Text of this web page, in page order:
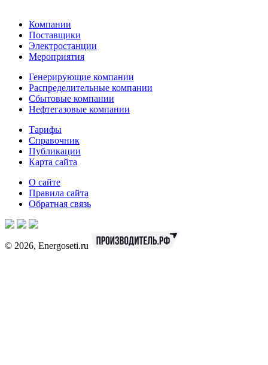
Компании
Поставщики
Электростанции
Мероприятия
Генерирующие компании
Распределительные компании
Сбытовые компании
Нефтегазовые компании
Тарифы
Справочник
Публикации
Карта сайта
О сайте
Правила сайта
Обратная связь
© 2026, Energoseti.ru